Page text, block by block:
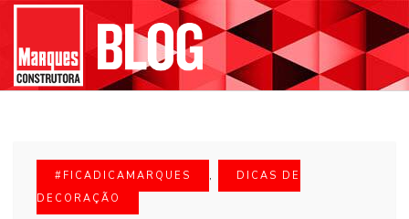
#FICADICAMARQUES ,
DICAS DE
DECORAÇÃO